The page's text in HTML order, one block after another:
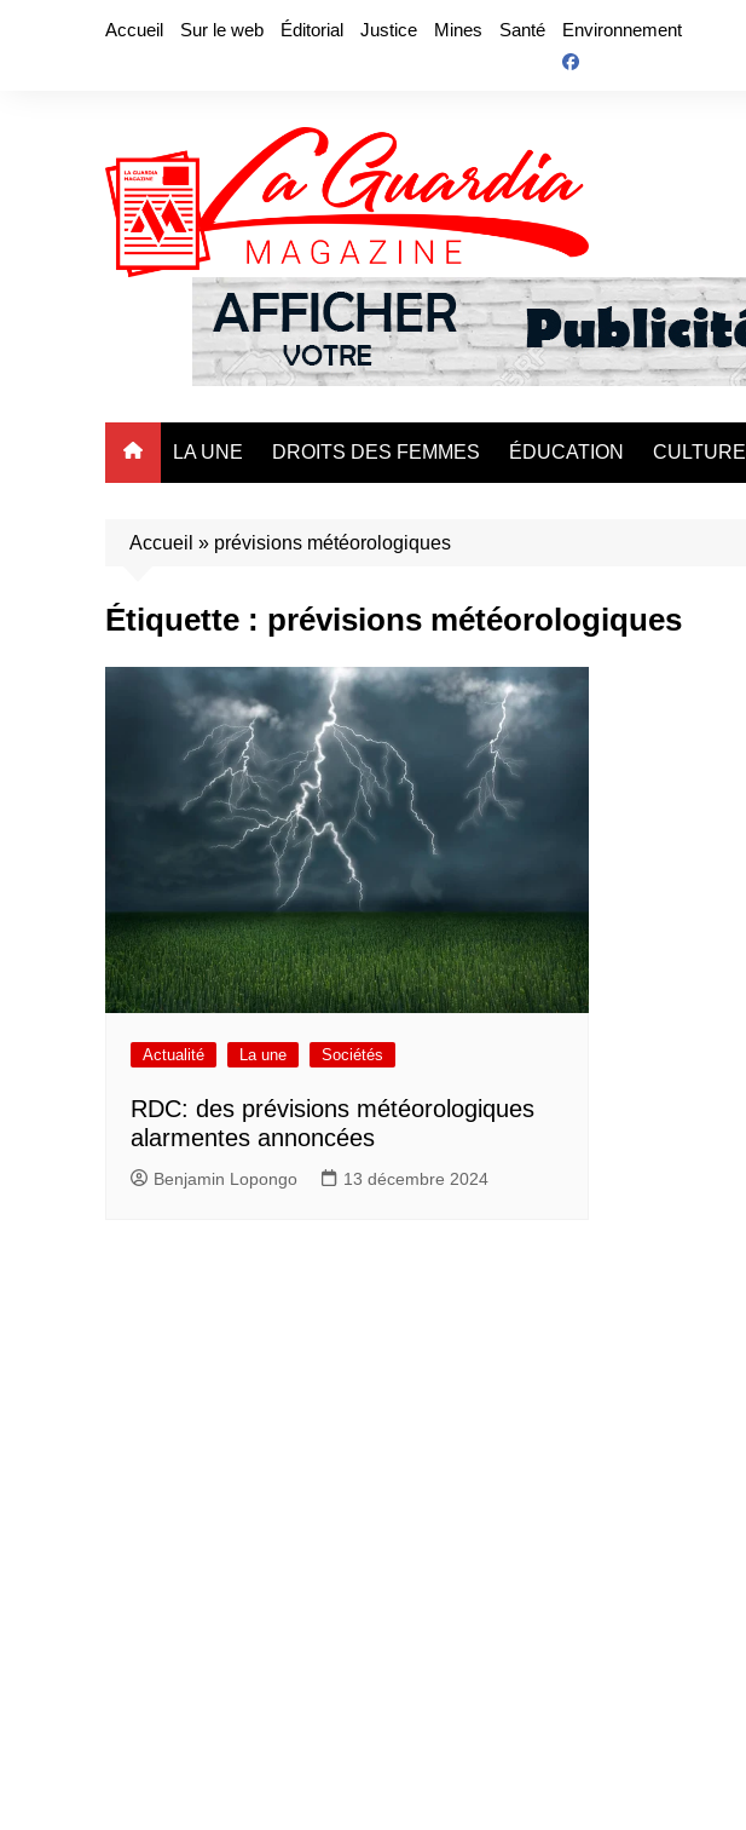
Accueil Sur le web Éditorial Justice Mines Santé Environnement
LA UNE DROITS DES FEMMES ÉDUCATION CULTURE
Accueil » prévisions météorologiques
Étiquette : prévisions météorologiques
Actualité La une Sociétés
RDC: des prévisions météorologiques
alarmentes annoncées
Benjamin Lopongo 13 décembre 2024